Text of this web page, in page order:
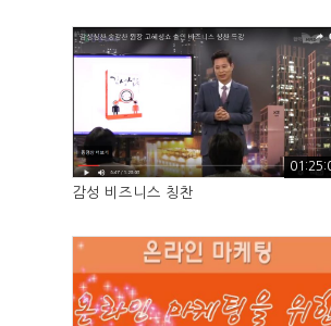
감성 비즈니스 칭찬